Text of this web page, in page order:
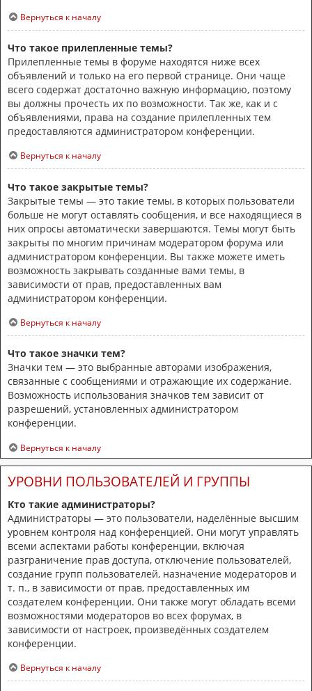
Вернуться к началу
Что такое прилепленные темы?
Прилепленные темы в форуме находятся ниже всех
объявлений и только на его первой странице. Они чаще
всего содержат достаточно важную информацию, поэтому
вы должны прочесть их по возможности. Так же, как и с
объявлениями, права на создание прилепленных тем
предоставляются администратором конференции.
Вернуться к началу
Что такое закрытые темы?
Закрытые темы — это такие темы, в которых пользователи
больше не могут оставлять сообщения, и все находящиеся в
них опросы автоматически завершаются. Темы могут быть
закрыты по многим причинам модератором форума или
администратором конференции. Вы также можете иметь
возможность закрывать созданные вами темы, в
зависимости от прав, предоставленных вам
администратором конференции.
Вернуться к началу
Что такое значки тем?
Значки тем — это выбранные авторами изображения,
связанные с сообщениями и отражающие их содержание.
Возможность использования значков тем зависит от
разрешений, установленных администратором
конференции.
Вернуться к началу
УРОВНИ ПОЛЬЗОВАТЕЛЕЙ И ГРУППЫ
Кто такие администраторы?
Администраторы — это пользователи, наделённые высшим
уровнем контроля над конференцией. Они могут управлять
всеми аспектами работы конференции, включая
разграничение прав доступа, отключение пользователей,
создание групп пользователей, назначение модераторов и
т. п., в зависимости от прав, предоставленных им
создателем конференции. Они также могут обладать всеми
возможностями модераторов во всех форумах, в
зависимости от настроек, произведённых создателем
конференции.
Вернуться к началу